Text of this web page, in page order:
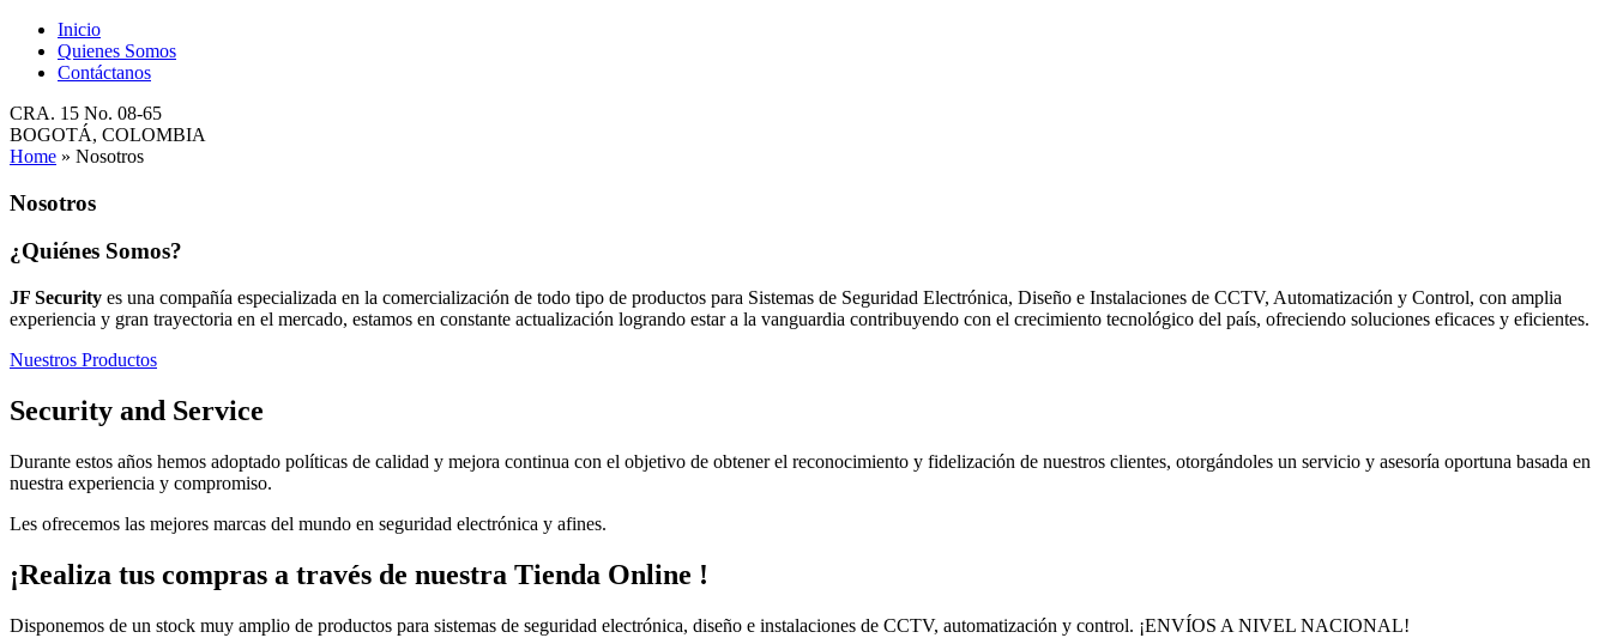
Inicio
Quienes Somos
Contáctanos
CRA. 15 No. 08-65
BOGOTÁ, COLOMBIA
Home » Nosotros
Nosotros
¿Quiénes Somos?
JF Security es una compañía especializada en la comercialización de todo tipo de productos para Sistemas de Seguridad Electrónica, Diseño e Instalaciones de CCTV, Automatización y Control, con amplia
experiencia y gran trayectoria en el mercado, estamos en constante actualización logrando estar a la vanguardia contribuyendo con el crecimiento tecnológico del país, ofreciendo soluciones eficaces y eficientes.
Nuestros Productos
Security and Service
Durante estos años hemos adoptado políticas de calidad y mejora continua con el objetivo de obtener el reconocimiento y fidelización de nuestros clientes, otorgándoles un servicio y asesoría oportuna basada en
nuestra experiencia y compromiso.
Les ofrecemos las mejores marcas del mundo en seguridad electrónica y afines.
¡Realiza tus compras a través de nuestra Tienda Online !
Disponemos de un stock muy amplio de productos para sistemas de seguridad electrónica, diseño e instalaciones de CCTV, automatización y control. ¡ENVÍOS A NIVEL NACIONAL!